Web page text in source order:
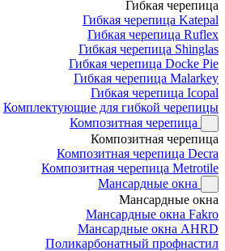
Гибкая черепица
Гибкая черепица Katepal
Гибкая черепица Ruflex
Гибкая черепица Shinglas
Гибкая черепица Docke Pie
Гибкая черепица Malarkey
Гибкая черепица Icopal
Комплектующие для гибкой черепицы
Композитная черепица
Композитная черепица
Композитная черепица Decra
Композитная черепица Metrotile
Мансардные окна
Мансардные окна
Мансардные окна Fakro
Мансардные окна AHRD
Поликарбонатный профнастил